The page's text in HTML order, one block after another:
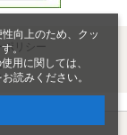
向上のため、クッ
。
用に関しては、
お読みください。
ポリシー